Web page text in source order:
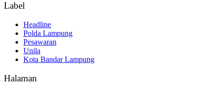
Label
Headline
Polda Lampung
Pesawaran
Unila
Kota Bandar Lampung
Halaman